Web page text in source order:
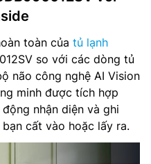
toàn của tủ lạnh
so với các dòng tủ
não công nghệ AI Vision
minh được tích hợp
nhận diện và ghi
cất vào hoặc lấy ra.